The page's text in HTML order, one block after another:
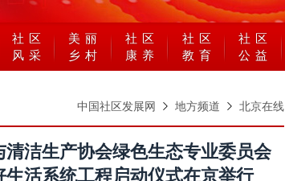
社区
风采
美丽
乡村
社区
康养
社区
教育
社区
公益
中国社区发展网 地方频道 北京在线
清洁生产协会绿色生态专业委员会
生活系统工程启动仪式在京举行